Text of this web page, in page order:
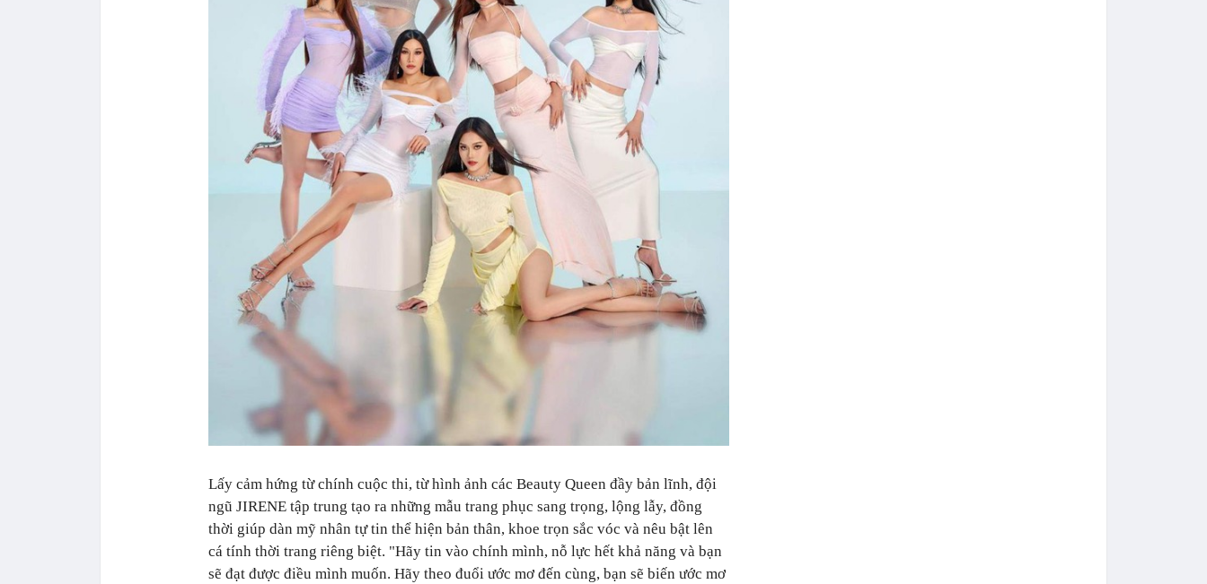
Lấy cảm hứng từ chính cuộc thi, từ hình ảnh các Beauty Queen đầy bản lĩnh, đội
ngũ JIRENE tập trung tạo ra những mẫu trang phục sang trọng, lộng lẫy, đồng
thời giúp dàn mỹ nhân tự tin thể hiện bản thân, khoe trọn sắc vóc và nêu bật lên
cá tính thời trang riêng biệt. "Hãy tin vào chính mình, nỗ lực hết khả năng và bạn
sẽ đạt được điều mình muốn. Hãy theo đuổi ước mơ đến cùng, bạn sẽ biến ước mơ